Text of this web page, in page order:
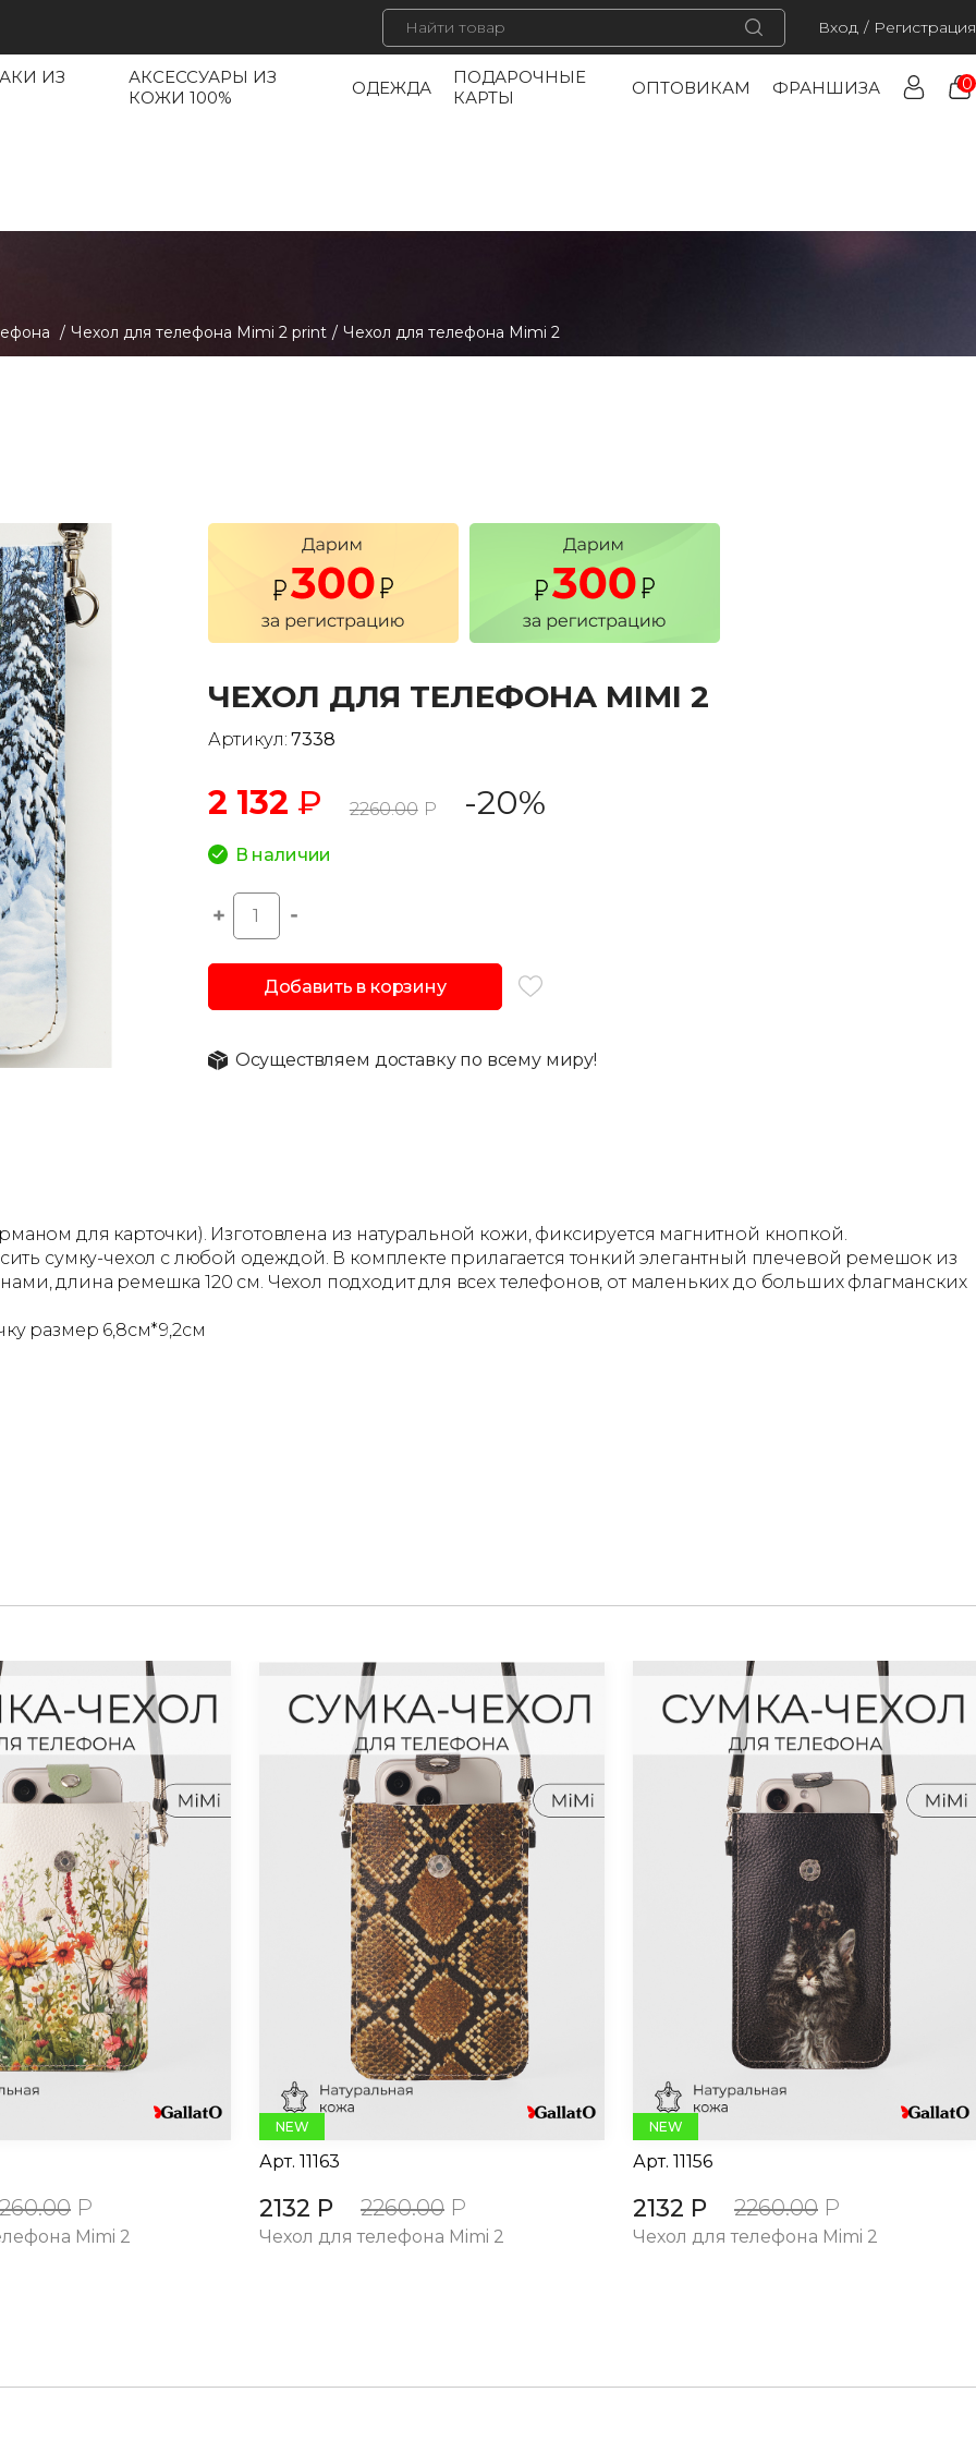
Вход / Регистрация
ИЗ
АКСЕССУАРЫ ИЗ
КОЖИ 100%
ОДЕЖДА
ПОДАРОЧНЫЕ
КАРТЫ
ОПТОВИКАМ ФРАНШИЗА 0
/ Чехол для телефона Mimi 2 print / Чехол для телефона Mimi 2
ЧЕХОЛ ДЛЯ ТЕЛЕФОНА MIMI 2
Артикул: 7338
2 132 ₽ 2260.00 Р -20%
В наличии
Добавить в корзину
Осуществляем доставку по всему миру!
для карточки). Изготовлена из натуральной кожи, фиксируется магнитной кнопкой.
сумку-чехол с любой одеждой. В комплекте прилагается тонкий элегантный плечевой ремешок из
длина ремешка 120 см. Чехол подходит для всех телефонов, от маленьких до больших флагманских
размер 6,8см*9,2см
Р
Mimi 2
NEW
Арт. 11163
2132 Р 2260.00 Р
Чехол для телефона Mimi 2
NEW
Арт. 11156
2132 Р 2260.00 Р
Чехол для телефона Mimi 2